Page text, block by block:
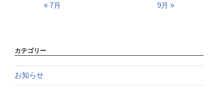
« 7月 9月 »
カテゴリー
お知らせ